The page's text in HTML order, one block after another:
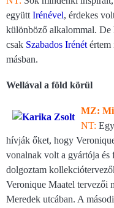
együtt Irénével, érdekes
különböző alkalommal. De
csak Szabados Irénét értem
másban.
Wellával a föld körül
MZ:
NT:
hívják őket, hogy
vonalnak volt a gyártója és
dolgoztam
Veronique Maatel tervezői
Meredek utcában. A